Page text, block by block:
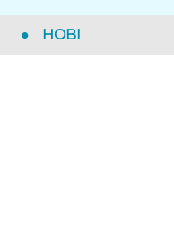
● HOBI